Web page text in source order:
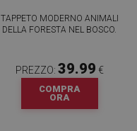
TAPPETO MODERNO ANIMALI
DELLA FORESTA NEL BOSCO.
PREZZO: 39.99 €
COMPRA
ORA